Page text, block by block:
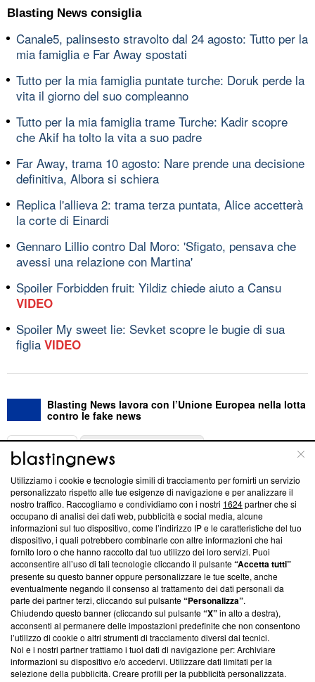
Blasting News consiglia
Canale5, palinsesto stravolto dal 24 agosto: Tutto per la
mia famiglia e Far Away spostati
Tutto per la mia famiglia puntate turche: Doruk perde la
vita il giorno del suo compleanno
Tutto per la mia famiglia trame Turche: Kadir scopre
che Akif ha tolto la vita a suo padre
Far Away, trama 10 agosto: Nare prende una decisione
definitiva, Albora si schiera
Replica l'allieva 2: trama terza puntata, Alice accetterà
la corte di Einardi
Gennaro Lillio contro Dal Moro: 'Sfigato, pensava che
avessi una relazione con Martina'
Spoiler Forbidden fruit: Yildiz chiede aiuto a Cansu
VIDEO
Spoiler My sweet lie: Sevket scopre le bugie di sua
figlia VIDEO
Blasting News lavora con l’Unione Europea nella lotta
contro le fake news
ABOUT
Questa sezione offre informazioni trasparenti su Blasting
News, sui nostri processi editoriali e su come ci impegniamo a
creare news di qualità. Inoltre, afferma la nostra aderenza a
‘Trust Project - News with Integrity’Blasting News non è
ancora membro del programma, ma ha richiesto di farne
parte; Trust Project non ha ancora effettuato una verifica di
conformità agli standard.
Su di noi
Team editoriale
Corporate
Redazione
Utilizziamo i cookie e tecnologie simili di tracciamento per fornirti un servizio
personalizzato rispetto alle tue esigenze di navigazione e per analizzare il
nostro traffico. Raccogliamo e condividiamo con i nostri 1624partner che si
occupano di analisi dei dati web, pubblicità e social media, alcune
informazioni sul tuo dispositivo, come l’indirizzo IP e le caratteristiche del tuo
dispositivo, i quali potrebbero combinarle con altre informazioni che hai
fornito loro o che hanno raccolto dal tuo utilizzo dei loro servizi. Puoi
acconsentire all’uso di tali tecnologie cliccando il pulsante“Accetta tutti”
presente su questo banner oppure personalizzare le tue scelte, anche
eventualmente negando il consenso al trattamento dei dati personali da
parte dei partner terzi, cliccando sul pulsante“Personalizza”.
Chiudendo questo banner (cliccando sul pulsante“X”in alto a destra),
acconsenti al permanere delle impostazioni predefinite che non consentono
l’utilizzo di cookie o altri strumenti di tracciamento diversi dai tecnici.
Noi e i nostri partner trattiamo i tuoi dati di navigazione per: Archiviare
informazioni su dispositivo e/o accedervi. Utilizzare dati limitati per la
selezione della pubblicità. Creare profili per la pubblicità personalizzata.